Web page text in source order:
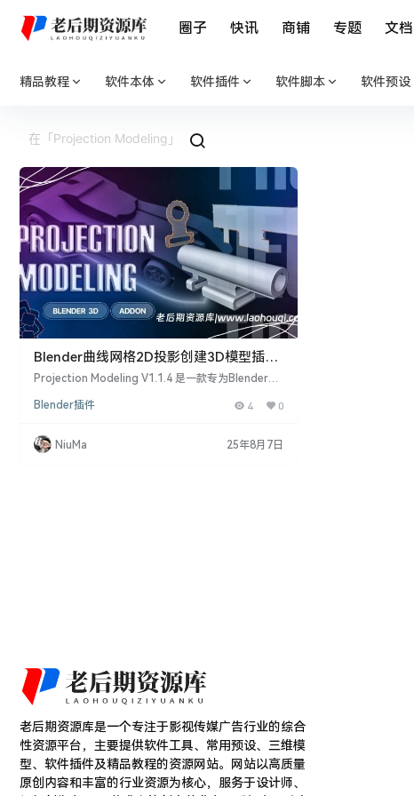
圈子 快讯 商铺 专题 文档
精品教程 软件本体 软件插件 软件脚本 软件预设
Blender曲线网格2D投影创建3D模型插件
Projection Modeling V1.1.4 + 使用教程
Projection Modeling V1.1.4 是一款专为Blender设
允许用户基于曲线和网格平面创建投影，并能够实时
创建的复杂形状和细节，这款插件提供了一种新的解
决方案。用户可以创建零部件、低多边形模型，甚至
Blender插件 4 0
NiuMa 25年8月7日
老后期资源库是一个专注于影视传媒广告行业的综合
性资源平台，主要提供软件工具、常用预设、三维模
型、软件插件及精品教程的资源网站。网站以高质量
原创内容和丰富的行业资源为核心，服务于设计师、